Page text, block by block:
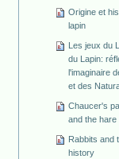
Origine et
lapin
Les jeux du
du Lapin:
l'imaginaire
et des
Chaucer's
and the hare
Rabbits and
history